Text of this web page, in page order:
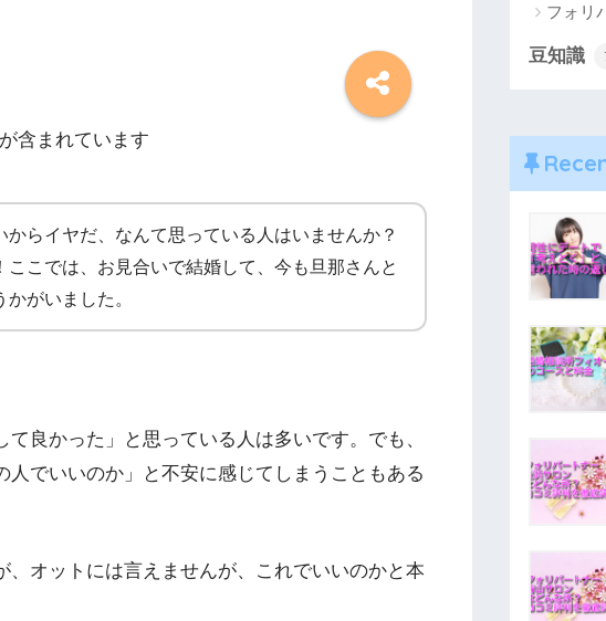
含まれています
からイヤだ、なんて思っている人はいませんか？
ここでは、お見合いで結婚して、今も旦那さんと
がいました。
良かった」と思っている人は多いです。でも、
でいいのか」と不安に感じてしまうこともある
オットには言えませんが、これでいいのかと本
フォリ
豆知識